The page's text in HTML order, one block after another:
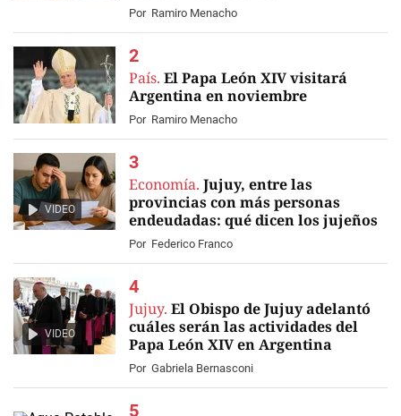
Por Ramiro Menacho
País. El Papa León XIV visitará
Argentina en noviembre
Por Ramiro Menacho
VIDEO
Economía. Jujuy, entre las
provincias con más personas
endeudadas: qué dicen los jujeños
Por Federico Franco
VIDEO
Jujuy. El Obispo de Jujuy adelantó
cuáles serán las actividades del
Papa León XIV en Argentina
Por Gabriela Bernasconi